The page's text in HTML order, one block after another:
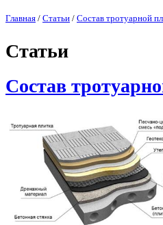
Главная / Статьи / Состав тротуарной
Статьи
Состав